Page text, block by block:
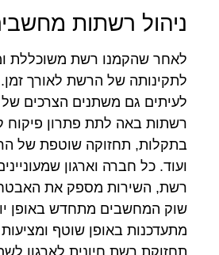
ניהול רשתות
לאחר שהקמנו רשת משוכללת
לתקינותה של הרשת לאורך
לעיתים גם משתנים הצרכים
רשתות באה לתת פתרון פיקוח
בתקלות, תחזוקה שוטפת של
ועוד. כל חברה וארגון
רשת, השירות מספק את
שוק המחשבים מתחדש באופן
מתעדכנות באופן שוטף